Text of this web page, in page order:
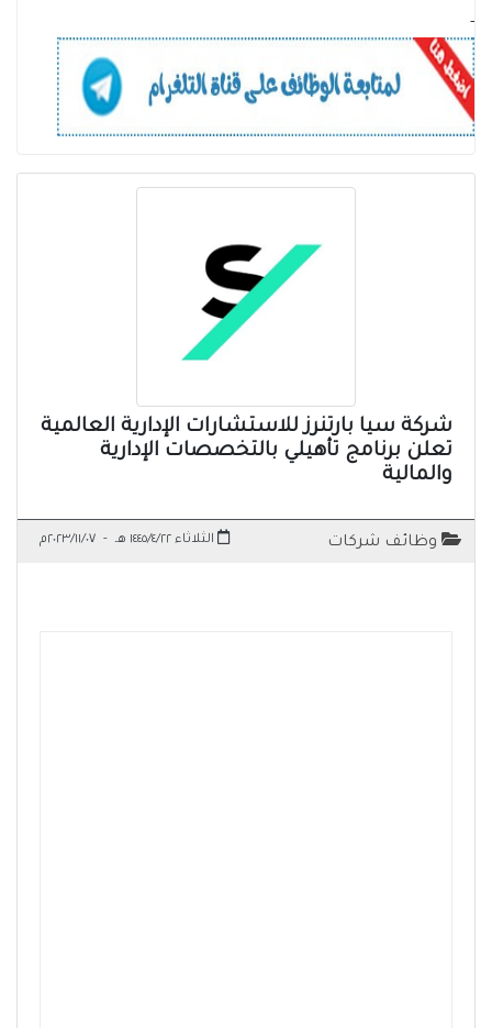
-
شركة سيا بارتنرز للاستشارات الإدارية العالمية
تعلن برنامج تأهيلي بالتخصصات الإدارية
والمالية
وظائف شركات الثلاثاء ١٤٤٥/٤/٢٢ هـ - ٢٠٢٣/١١/٠٧م